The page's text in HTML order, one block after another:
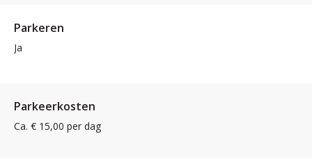
Parkeren
Ja
Parkeerkosten
Ca. € 15,00 per dag